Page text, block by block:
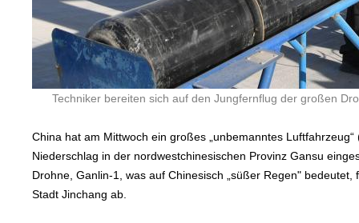
Techniker bereiten sich auf den Jungfernflug der großen
China hat am Mittwoch ein großes „unbemanntes
Niederschlag in der nordwestchinesischen Provinz Gansu
Drohne, Ganlin-1, was auf Chinesisch „süßer Regen"
Stadt Jinchang ab.